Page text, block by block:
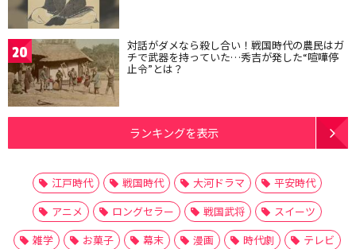
20 対話がダメなら殺し合い！戦国時代の農民はガ
チで武器を持っていた…秀吉が発した“喧嘩停
止令”とは？
ランキングを表示
江戸時代 戦国時代 大河ドラマ
平安時代
アニメ
ロングセラー 戦国武将
スイーツ
雑学
お菓子 幕末 漫画 時代劇
テレビ